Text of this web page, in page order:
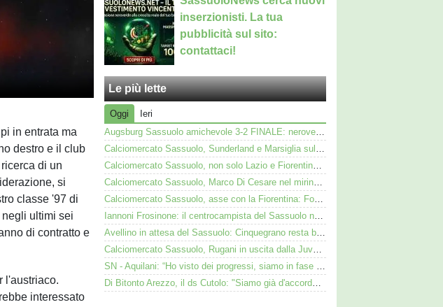
in entrata ma
destro e il club
di un
si
classe '97 di
ultimi sei
di contratto e
l'austriaco.
interessato
inserzionisti. La tua
pubblicità sul sito:
contattaci!
Le più lette
Oggi
Ieri
Augsburg Sassuolo amichevole 3-2 FINALE: neroverdi ko anche in Germania
Calciomercato Sassuolo, Sunderland e Marsiglia sulle tracce di Josh Doig
Calciomercato Sassuolo, non solo Lazio e Fiorentina: il Bologna su Pinamonti, Sartori era al Ricci
Calciomercato Sassuolo, Marco Di Cesare nel mirino: Palmieri sul centrale del Racing Avellaneda
Calciomercato Sassuolo, asse con la Fiorentina: Fortini nel mirino, Thorstvedt e Fabbian sul tavolo
Iannoni Frosinone: il centrocampista del Sassuolo nel mirino dei ciociari
Avellino in attesa del Sassuolo: Cinquegrano resta bloccato da Aquilani
Calciomercato Sassuolo, Rugani in uscita dalla Juve: Palmieri sfida il Monza
SN - Aquilani: “Ho visto dei progressi, siamo in fase di costruzione”
Di Bitonto Arezzo, il ds Cutolo: "Siamo già d'accordo col Sassuolo"